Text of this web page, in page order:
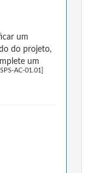
um
do projeto,
um
AC-01.01]